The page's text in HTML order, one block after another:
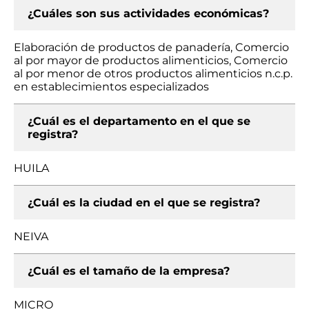
¿Cuáles son sus actividades económicas?
Elaboración de productos de panadería, Comercio
al por mayor de productos alimenticios, Comercio
al por menor de otros productos alimenticios n.c.p.
en establecimientos especializados
¿Cuál es el departamento en el que se
registra?
HUILA
¿Cuál es la ciudad en el que se registra?
NEIVA
¿Cuál es el tamaño de la empresa?
MICRO